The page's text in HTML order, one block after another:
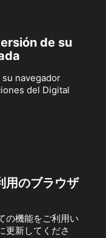
de su
navegador
del Digital
用のブラウザ
の機能をご利用い
更新してくださ